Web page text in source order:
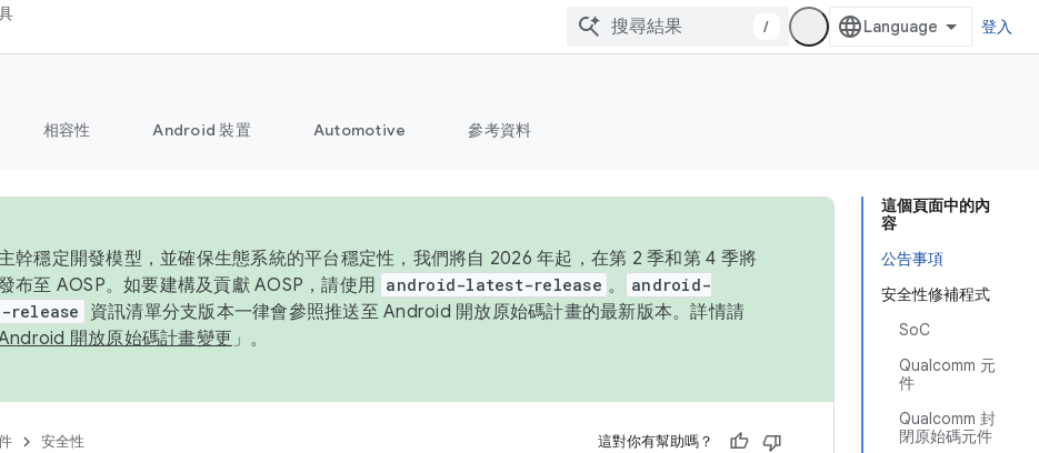
/ 登入
相容性 Android 裝置 Automotive 參考資料
這個頁面中的內
容
公告事項
安全性修補程式
SoC
Qualcomm 元
件
Qualcomm 封
閉原始碼元件
幹穩定開發模型，並確保生態系統的平台穩定性，我們將自 2026 年起，在第 2 季和第 4 季將
布至 AOSP。如要建構及貢獻 AOSP，請使用 android-latest-release 。
android-
release
資訊清單分支版本一律會參照推送至 Android 開放原始碼計畫的最新版本。詳情請
開放原始碼計畫變更 」。
安全性 這對你有幫助嗎？